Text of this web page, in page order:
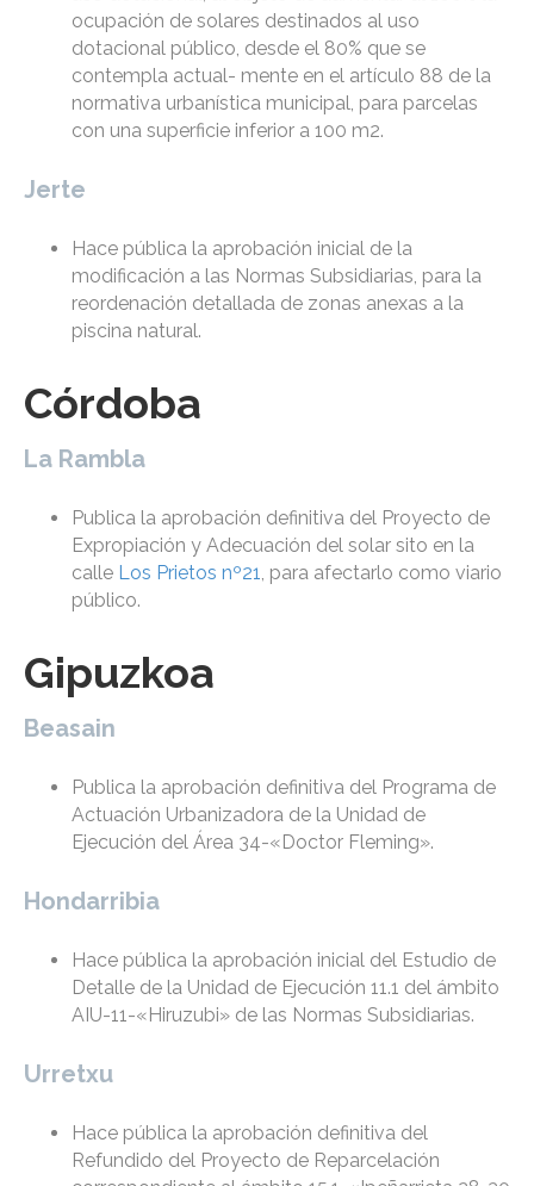
ocupación de solares destinados al uso
dotacional público, desde el 80% que se
contempla actual- mente en el artículo 88 de la
normativa urbanística municipal, para parcelas
con una superficie inferior a 100 m2.
Jerte
Hace pública la aprobación inicial de la
modificación a las Normas Subsidiarias, para la
reordenación detallada de zonas anexas a la
piscina natural.
Córdoba
La Rambla
Publica la aprobación definitiva del Proyecto de
Expropiación y Adecuación del solar sito en la
calle Los Prietos nº21, para afectarlo como viario
público.
Gipuzkoa
Beasain
Publica la aprobación definitiva del Programa de
Actuación Urbanizadora de la Unidad de
Ejecución del Área 34-«Doctor Fleming».
Hondarribia
Hace pública la aprobación inicial del Estudio de
Detalle de la Unidad de Ejecución 11.1 del ámbito
AIU-11-«Hiruzubi» de las Normas Subsidiarias.
Urretxu
Hace pública la aprobación definitiva del
Refundido del Proyecto de Reparcelación